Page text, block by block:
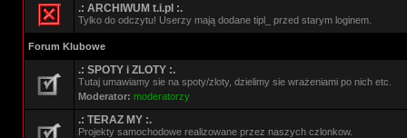
.: ARCHIWUM t.i.pl :.
Tylko do odczytu! Userzy mają dodane tipl_ przed starym loginem.
Forum Klubowe
.: SPOTY i ZLOTY :.
Tutaj umawiamy sie na spoty/zloty, dzielimy sie wrażeniami po nich etc.
Moderator: moderatorzy
.: TERAZ MY :.
Projekty samochodowe realizowane przez naszych czlonkow.